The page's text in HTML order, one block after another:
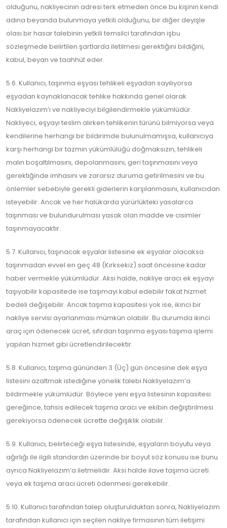
olduğunu, nakliyecinin adresi terk etmeden önce bu kişinin kendi
adına beyanda bulunmaya yetkili olduğunu, bir diğer deyişle
olası bir hasar talebinin yetkili temsilci tarafından işbu
sözleşmede belirtilen şartlarda iletilmesi gerektiğini bildiğini,
kabul, beyan ve taahhüt eder.
5.6. Kullanıcı, taşınma eşyası tehlikeli eşyadan sayılıyorsa
eşyadan kaynaklanacak tehlike hakkında genel olarak
Nakliyelazım’ı ve nakliyeciyi bilgilendirmekle yükümlüdür.
Nakliyeci, eşyayı teslim alırken tehlikenin türünü bilmiyorsa veya
kendilerine herhangi bir bildirimde bulunulmamışsa, kullanıcıya
karşı herhangi bir tazmin yükümlülüğü doğmaksızın, tehlikeli
malın boşaltılmasını, depolanmasını, geri taşınmasını veya
gerektiğinde imhasını ve zararsız duruma getirilmesini ve bu
önlemler sebebiyle gerekli giderlerin karşılanmasını, kullanıcıdan
isteyebilir. Ancak ve her halükarda yürürlükteki yasalarca
taşınması ve bulundurulması yasak olan madde ve cisimler
taşınmayacaktır.
5.7. Kullanıcı, taşınacak eşyalar listesine ek eşyalar olacaksa
taşınmadan evvel en geç 48 (Kırksekiz) saat öncesine kadar
haber vermekle yükümlüdür. Aksi halde, nakliye aracı ek eşyayı
taşıyabilir kapasitede ise taşımayı kabul edebilir fakat hizmet
bedeli değişebilir. Ancak taşıma kapasitesi yok ise, ikinci bir
nakliye servisi ayarlanması mümkün olabilir. Bu durumda ikinci
araç için ödenecek ücret, sıfırdan taşınma eşyası taşıma işlemi
yapılan hizmet gibi ücretlendirilecektir.
5.8. Kullanıcı, taşıma gününden 3 (Üç) gün öncesine dek eşya
listesini azaltmak istediğine yönelik talebi Nakliyelazım’a
bildirmekle yükümlüdür. Böylece yeni eşya listesinin kapasitesi
gereğince, tahsis edilecek taşıma aracı ve ekibin değiştirilmesi
gerekiyorsa ödenecek ücrette değişiklik olabilir.
5.9. Kullanıcı, belirteceği eşya listesinde, eşyaların boyutu veya
ağırlığı ile ilgili standardın üzerinde bir boyut söz konusu ise bunu
ayrıca Nakliyelazım’a iletmelidir. Aksi halde ilave taşıma ücreti
veya ek taşıma aracı ücreti ödenmesi gerekebilir.
5.10. Kullanıcı tarafından talep oluşturulduktan sonra, Nakliyelazım
tarafından kullanıcı için seçilen nakliye firmasının tüm iletişimi